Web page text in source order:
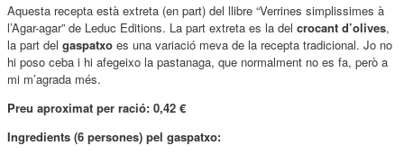
Aquesta recepta està extreta (en part) del llibre “Verrines simplissimes à
l’Agar-agar” de Leduc Editions. La part extreta es la del crocant d’olives,
la part del gaspatxo es una variació meva de la recepta tradicional. Jo no
hi poso ceba i hi afegeixo la pastanaga, que normalment no es fa, però a
mi m’agrada més.
Preu aproximat per ració: 0,42 €
Ingredients (6 persones) pel gaspatxo: